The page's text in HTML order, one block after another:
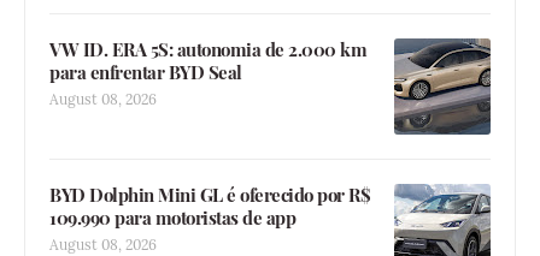
VW ID. ERA 5S: autonomia de 2.000 km
para enfrentar BYD Seal
August 08, 2026
BYD Dolphin Mini GL é oferecido por R$
109.990 para motoristas de app
August 08, 2026